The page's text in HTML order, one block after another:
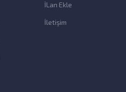
İLan Ekle
İletişim